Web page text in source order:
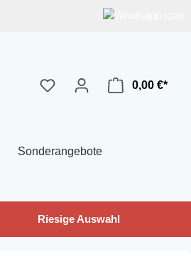
0,00 €*
Sonderangebote
Riesige Auswahl